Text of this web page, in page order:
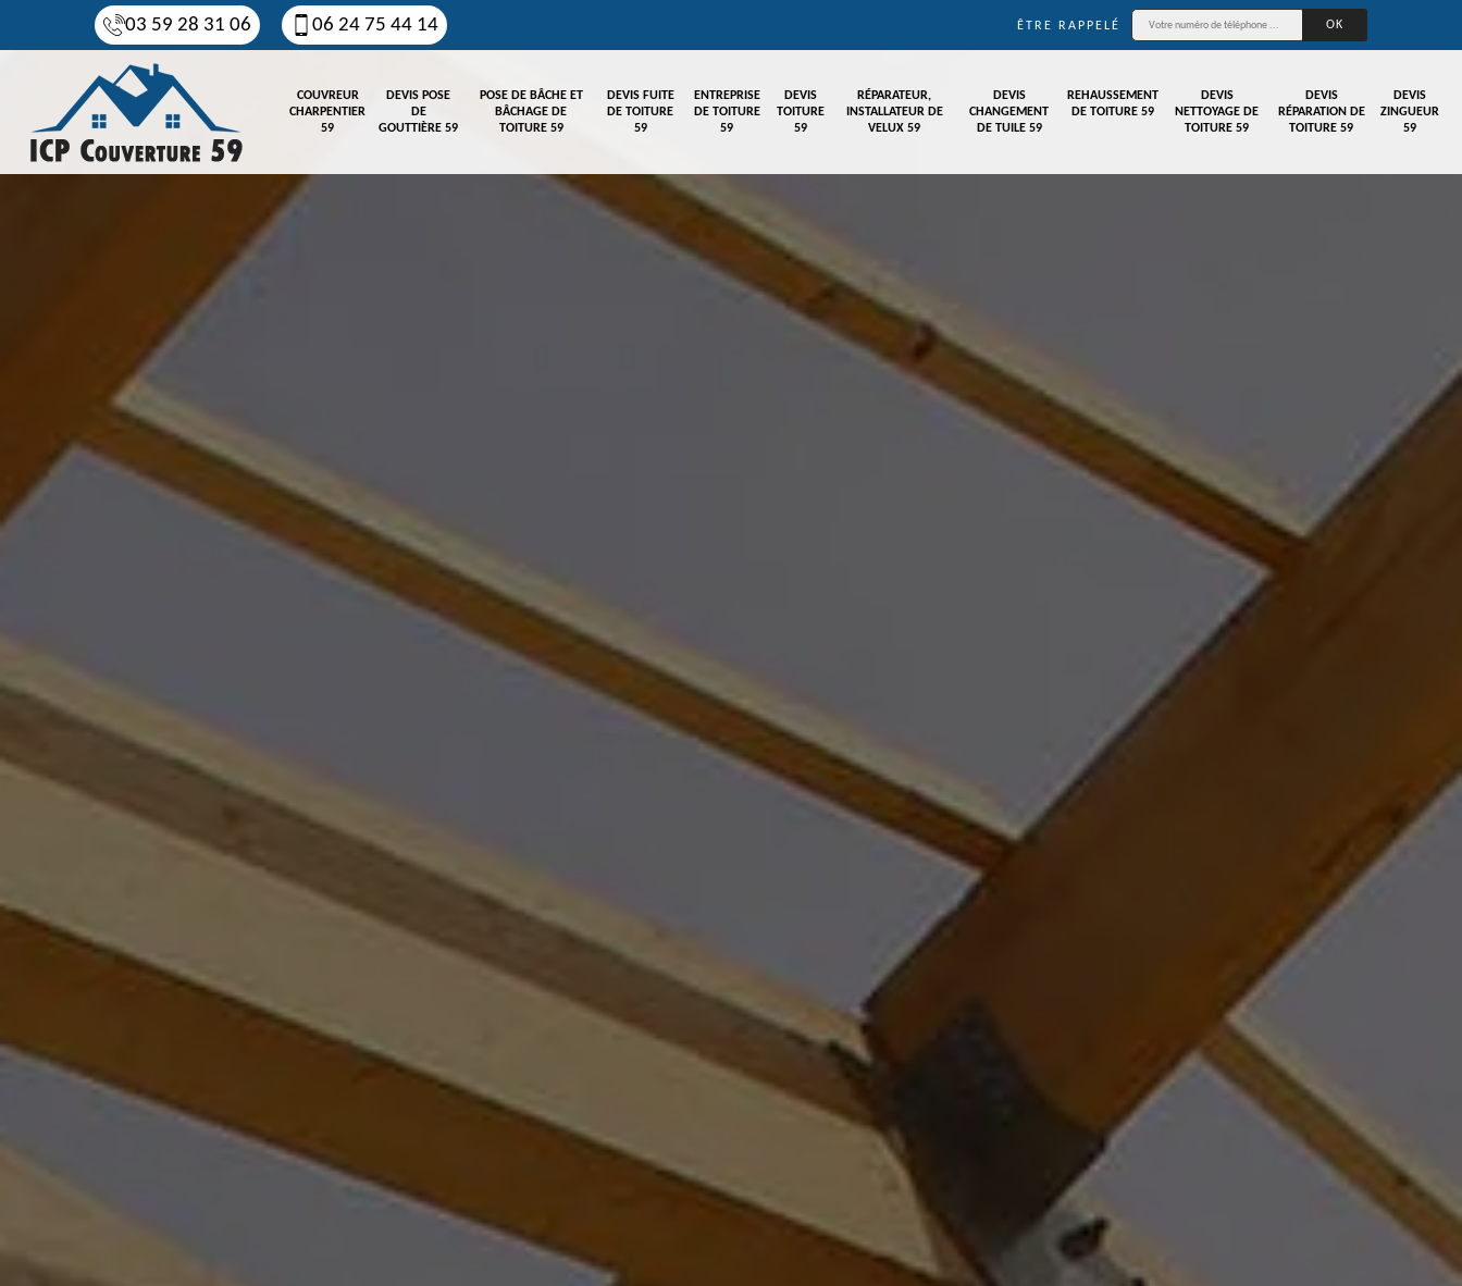
03 59 28 31 06 06 24 75 44 14 ÊTRE RAPPELÉ
COUVREUR
CHARPENTIER
59
DEVIS POSE
DE
GOUTTIÈRE 59
POSE DE BÂCHE ET
BÂCHAGE DE
TOITURE 59
DEVIS FUITE
DE TOITURE
59
ENTREPRISE
DE TOITURE
59
DEVIS
TOITURE
59
RÉPARATEUR,
INSTALLATEUR DE
VELUX 59
DEVIS
CHANGEMENT
DE TUILE 59
REHAUSSEMENT
DE TOITURE 59
DEVIS
NETTOYAGE DE
TOITURE 59
DEVIS
RÉPARATION DE
TOITURE 59
DEVIS
ZINGUEUR
59